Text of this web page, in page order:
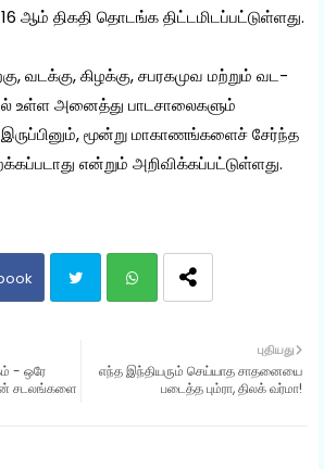
ஆம் திகதி தொடங்க திட்டமிடப்பட்டுள்ளது.
வடக்கு, கிழக்கு, சபரகமுவ மற்றும் வட-
உள்ள அனைத்து பாடசாலைகளும்
இருப்பினும், மூன்று மாகாணங்களைச் சேர்ந்த
என்றும் அறிவிக்கப்பட்டுள்ளது.
ats
புதியது
எந்த இந்தியரும் செய்யாத சாதனையை
படைத்த பும்ரா, திலக் வர்மா!
- ஒரே
சடலங்களை